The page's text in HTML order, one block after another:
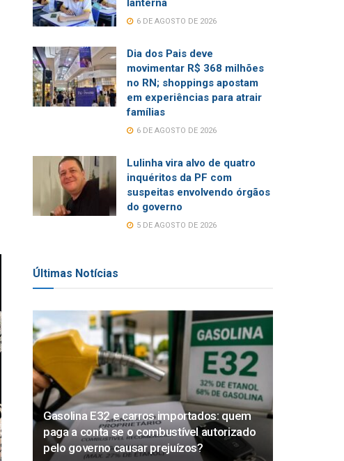
lanterna
6 DE AGOSTO DE 2026
Dia dos Pais deve
movimentar R$ 368 milhões
no RN; shoppings apostam
em experiências para atrair
famílias
6 DE AGOSTO DE 2026
Lulinha vira alvo de quatro
inquéritos da PF com
suspeitas envolvendo órgãos
do governo
5 DE AGOSTO DE 2026
Últimas Notícias
Gasolina E32 e carros importados: quem
paga a conta se o combustível autorizado
pelo governo causar prejuízos?